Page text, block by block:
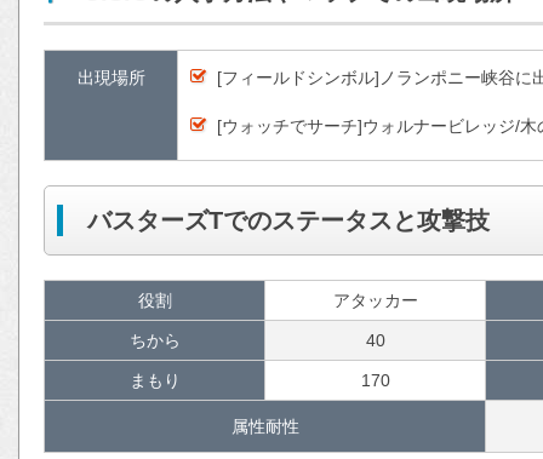
出現場所 [フィールドシンボル]ノランポニー峡谷に
[ウォッチでサーチ]ウォルナービレッジ/木
バスターズTでのステータスと攻撃技
役割 アタッカー
ちから 40
まもり 170
属性耐性